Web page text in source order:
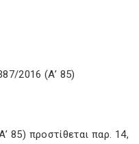
2016 (Α’ 85)
85) προστίθεται παρ. 14,